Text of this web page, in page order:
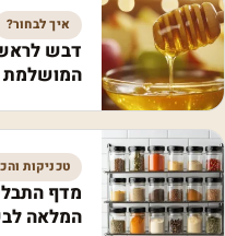
איך לבחור?
דבש
המושלמת
טכניקות
מדף
המלאה